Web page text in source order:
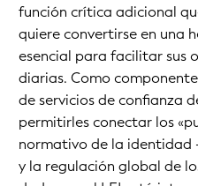
función crítica adicional
quiere convertirse en una
esencial para facilitar sus
diarias. Como
de servicios de confianza
permitirles conectar los
normativo de la identidad
y la regulación global de